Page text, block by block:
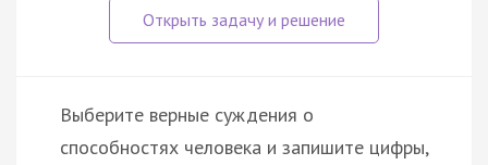
Выберите верные суждения о
способностях человека и запишите цифры,